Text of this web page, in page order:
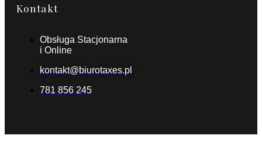
Kontakt
Obsługa Stacjonarna
i Online
kontakt@biurotaxes.pl
781 856 245